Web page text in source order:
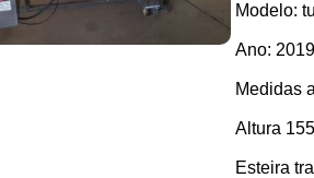
Modelo:
Ano:
Medidas
Altura
Esteira